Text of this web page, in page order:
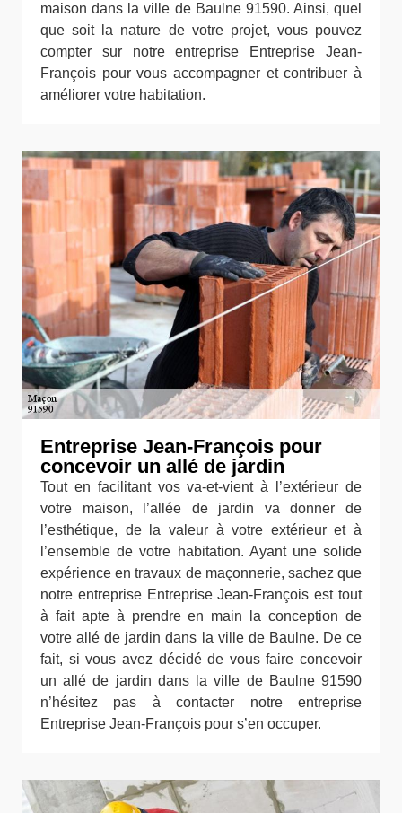
maison dans la ville de Baulne 91590. Ainsi, quel
que soit la nature de votre projet, vous pouvez
compter sur notre entreprise Entreprise Jean-
François pour vous accompagner et contribuer à
améliorer votre habitation.
Entreprise Jean-François pour
concevoir un allé de jardin
Tout en facilitant vos va-et-vient à l’extérieur de
votre maison, l’allée de jardin va donner de
l’esthétique, de la valeur à votre extérieur et à
l’ensemble de votre habitation. Ayant une solide
expérience en travaux de maçonnerie, sachez que
notre entreprise Entreprise Jean-François est tout
à fait apte à prendre en main la conception de
votre allé de jardin dans la ville de Baulne. De ce
fait, si vous avez décidé de vous faire concevoir
un allé de jardin dans la ville de Baulne 91590
n’hésitez pas à contacter notre entreprise
Entreprise Jean-François pour s’en occuper.